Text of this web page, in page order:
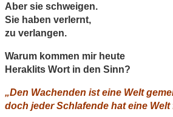
Aber sie schweigen.
Sie haben verlernt,
zu verlangen.
Warum kommen mir heute
Heraklits Wort in den Sinn?
„Den Wachenden ist eine Welt
doch jeder Schlafende hat eine Welt